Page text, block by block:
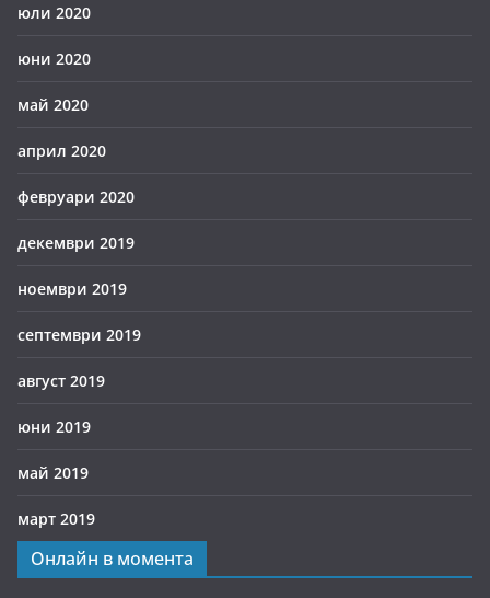
юли 2020
юни 2020
май 2020
април 2020
февруари 2020
декември 2019
ноември 2019
септември 2019
август 2019
юни 2019
май 2019
март 2019
Онлайн в момента